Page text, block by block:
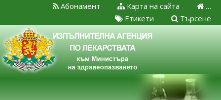
…
Карта на сайта
Абонамент
Търсене
Етикети